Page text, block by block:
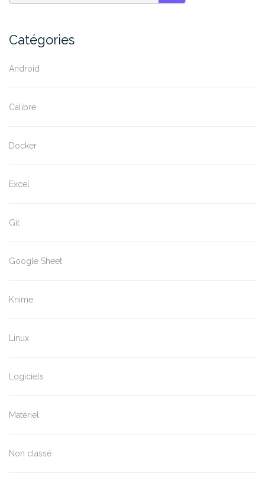
SEARCH
Catégories
Android
Calibre
Docker
Excel
Git
Google Sheet
Knime
Linux
Logiciels
Matériel
Non classé